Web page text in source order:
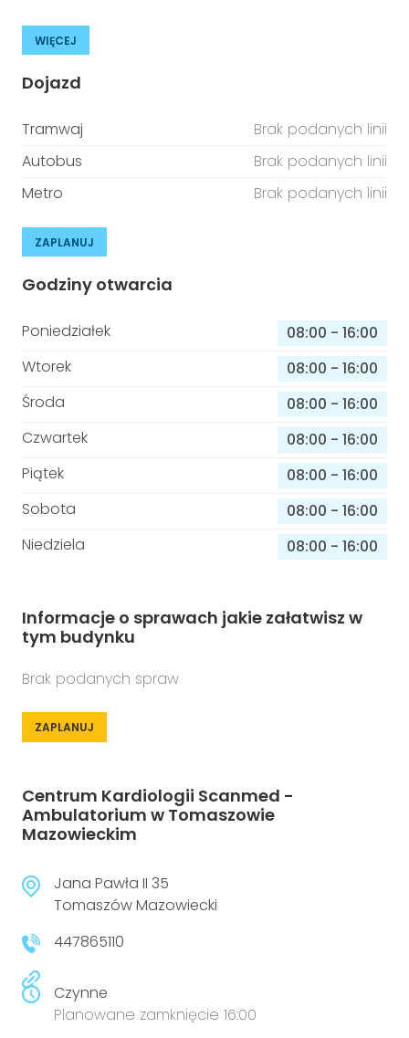
WIĘCEJ
Dojazd
Tramwaj
Brak podanych linii
Autobus
Brak podanych linii
Metro
Brak podanych linii
ZAPLANUJ
Godziny otwarcia
Poniedziałek 08:00 - 16:00
Wtorek
08:00 - 16:00
Środa
08:00 - 16:00
Czwartek
08:00 - 16:00
Piątek
08:00 - 16:00
Sobota
08:00 - 16:00
Niedziela
08:00 - 16:00
Informacje o sprawach jakie załatwisz w
tym budynku
Brak podanych spraw
ZAPLANUJ
Centrum Kardiologii Scanmed -
Ambulatorium w Tomaszowie
Mazowieckim
Jana Pawła II 35
Tomaszów Mazowiecki
447865110
Czynne
Planowane zamknięcie 16:00